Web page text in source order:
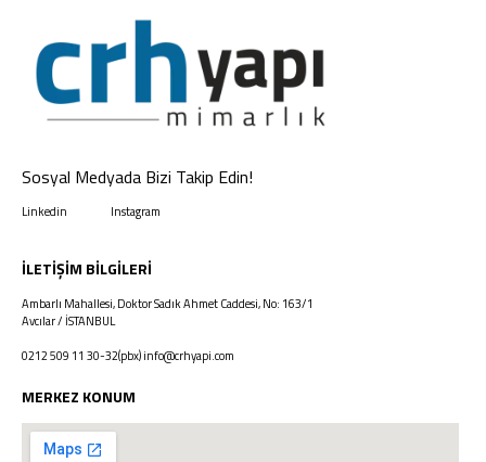
Sosyal Medyada Bizi Takip Edin!
Linkedin Instagram
İLETIŞIM BILGILERI
Ambarlı Mahallesi, Doktor Sadık Ahmet Caddesi, No: 163/1
Avcılar / İSTANBUL
0212 509 11 30-32(pbx)info@crhyapi.com
MERKEZ KONUM